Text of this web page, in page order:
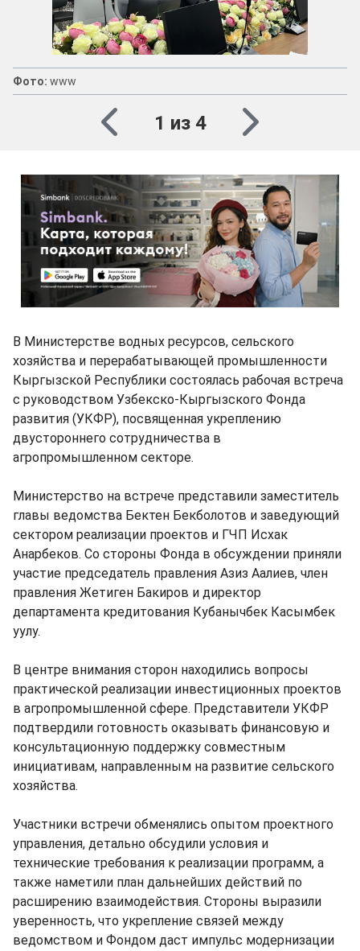
Фото: www
1 из 4
В Министерстве водных ресурсов, сельского
хозяйства и перерабатывающей промышленности
Кыргызской Республики состоялась рабочая встреча
с руководством Узбекско-Кыргызского Фонда
развития (УКФР), посвященная укреплению
двустороннего сотрудничества в
агропромышленном секторе.
Министерство на встрече представили заместитель
главы ведомства Бектен Бекболотов и заведующий
сектором реализации проектов и ГЧП Исхак
Анарбеков. Со стороны Фонда в обсуждении приняли
участие председатель правления Азиз Аалиев, член
правления Жетиген Бакиров и директор
департамента кредитования Кубанычбек Касымбек
уулу.
В центре внимания сторон находились вопросы
практической реализации инвестиционных проектов
в агропромышленной сфере. Представители УКФР
подтвердили готовность оказывать финансовую и
консультационную поддержку совместным
инициативам, направленным на развитие сельского
хозяйства.
Участники встречи обменялись опытом проектного
управления, детально обсудили условия и
технические требования к реализации программ, а
также наметили план дальнейших действий по
расширению взаимодействия. Стороны выразили
уверенность, что укрепление связей между
ведомством и Фондом даст импульс модернизации